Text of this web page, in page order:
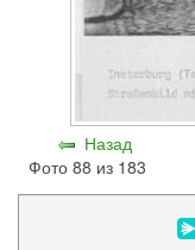
Назад
Фото 88 из 183